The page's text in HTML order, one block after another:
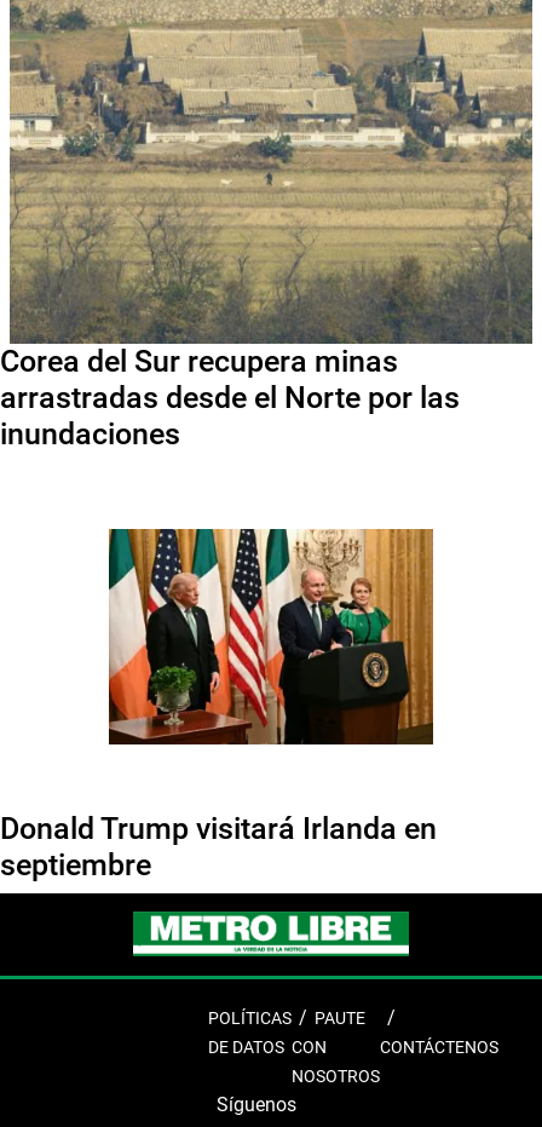
Corea del Sur recupera minas
arrastradas desde el Norte por las
inundaciones
Donald Trump visitará Irlanda en
septiembre
POLÍTICAS
DE DATOS
PAUTE
CON
NOSOTROS
CONTÁCTENOS
Síguenos